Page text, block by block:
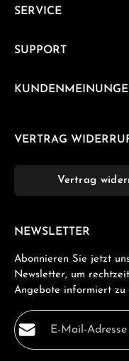
SERVICE
SUPPORT
VERTRAG
Vertrag
NEWSLETTER
Abonnieren Sie jetzt
Newsletter, um
Angebote informiert zu
E-Mail-Adresse*